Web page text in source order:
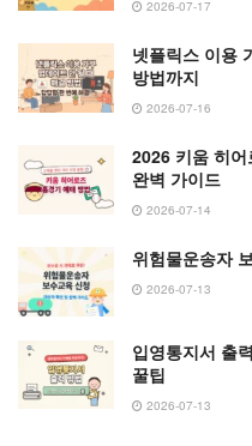
2026-07-17
넷플릭스 이용
방법까지
2026-07-16
2026 키움 히
완벽 가이드
2026-07-14
위험물운송자
2026-07-13
입영통지서 출
꿀팁
2026-07-13